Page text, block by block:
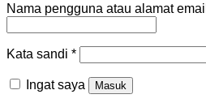
Nama pengguna atau alamat email
Kata sandi *Wajib
Ingat saya Masuk